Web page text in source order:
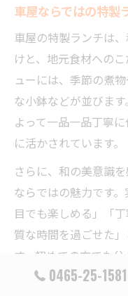
車屋ならではの特製
車屋の特製ランチは
けと、地元食材への
ューには、季節の煮
な小鉢などが並びま
よって一品一品丁寧
に活かされています。
さらに、和の美意識
ならではの魅力です
目でも楽しめる」「
質な時間を過ごせた
す。初めての方でも
内があるため安心し
0465-25-1581